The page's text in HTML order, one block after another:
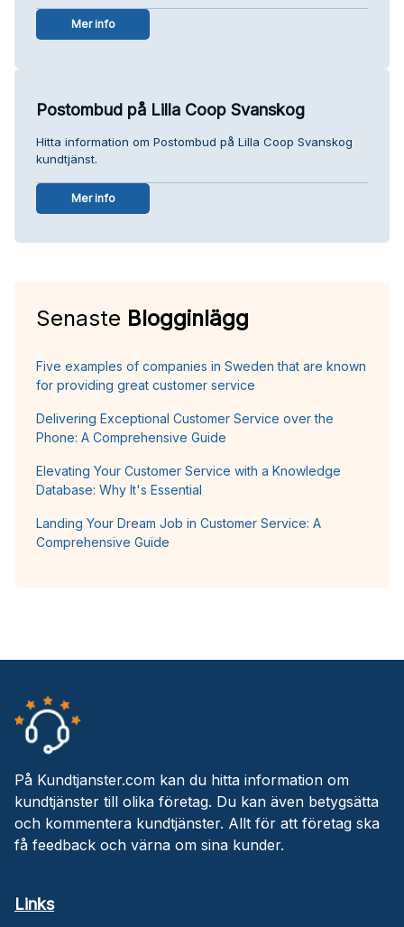
Mer info
Postombud på Lilla Coop Svanskog
Hitta information om Postombud på Lilla Coop Svanskog
kundtjänst.
Mer info
Senaste Blogginlägg
Five examples of companies in Sweden that are known
for providing great customer service
Delivering Exceptional Customer Service over the
Phone: A Comprehensive Guide
Elevating Your Customer Service with a Knowledge
Database: Why It's Essential
Landing Your Dream Job in Customer Service: A
Comprehensive Guide
På Kundtjanster.com kan du hitta information om
kundtjänster till olika företag. Du kan även betygsätta
och kommentera kundtjänster. Allt för att företag ska
få feedback och värna om sina kunder.
Links